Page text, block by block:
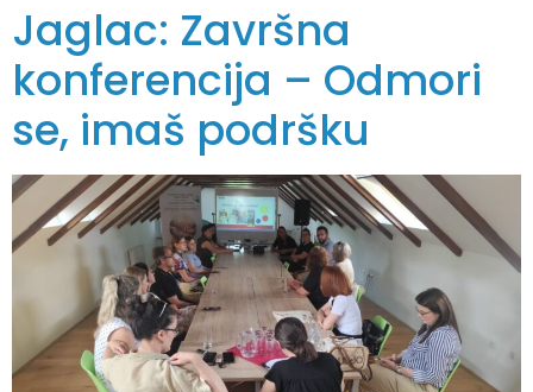
Jaglac: Završna
konferencija – Odmori
se, imaš podršku